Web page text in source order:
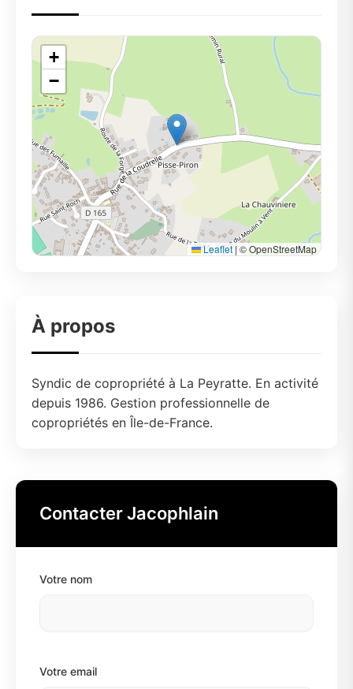
+
−
Leaflet | © OpenStreetMap
À propos
Syndic de copropriété à La Peyratte. En activité
depuis 1986. Gestion professionnelle de
copropriétés en Île-de-France.
Contacter Jacophlain
Votre nom
Votre email